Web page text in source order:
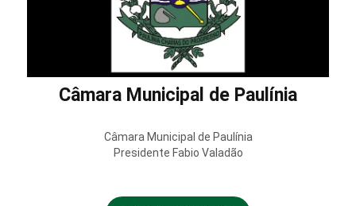
Câmara Municipal de Paulínia
Câmara Municipal de Paulínia
Presidente Fabio Valadão